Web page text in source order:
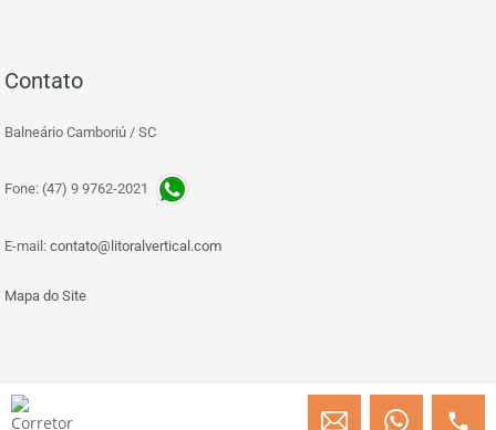
Contato
Balneário Camboriú / SC
Fone: (47) 9 9762-2021
E-mail: contato@litoralvertical.com
Mapa do Site
© Copyright 2013 » 2026 Engenheiro Julio C. Baggio - Corretor de Imóveis